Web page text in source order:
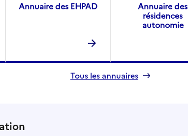
Annuaire des EHPAD
Annuaire des
résidences
autonomie
Tous les annuaires